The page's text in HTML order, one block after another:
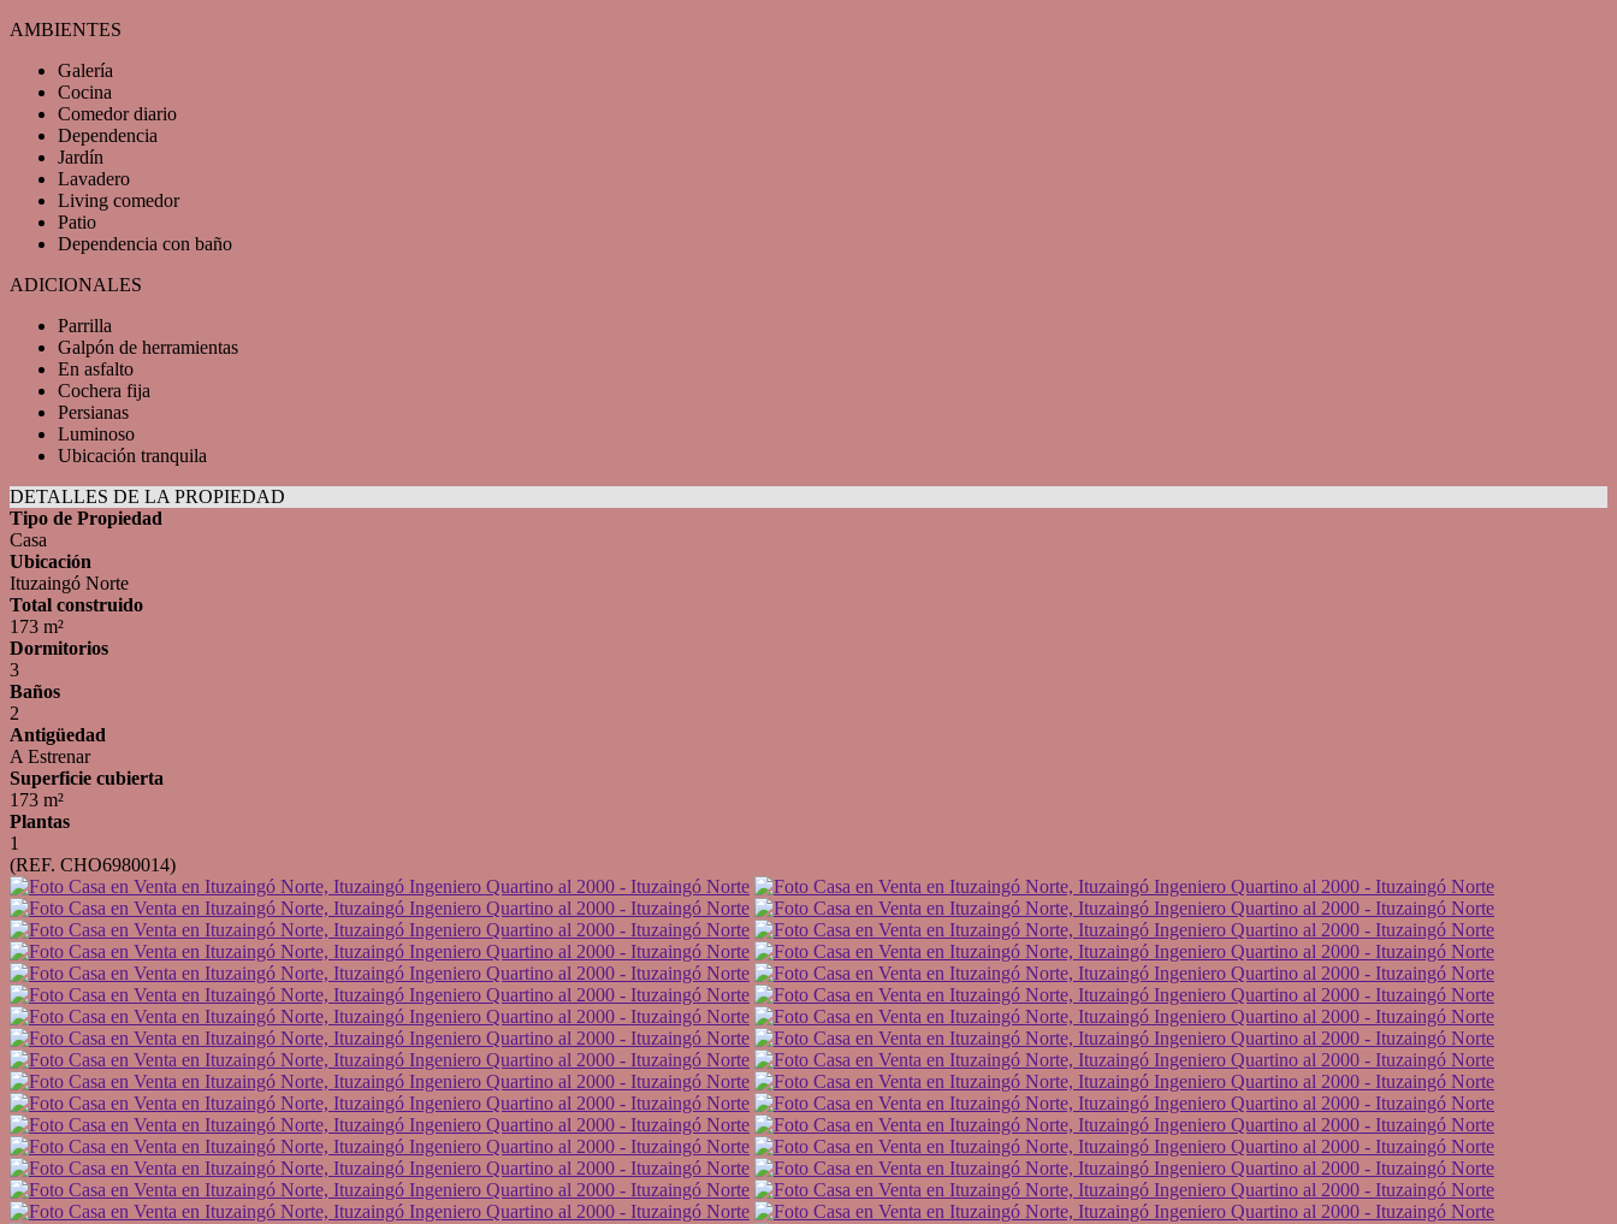
AMBIENTES
Galería
Cocina
Comedor diario
Dependencia
Jardín
Lavadero
Living comedor
Patio
Dependencia con baño
ADICIONALES
Parrilla
Galpón de herramientas
En asfalto
Cochera fija
Persianas
Luminoso
Ubicación tranquila
DETALLES DE LA PROPIEDAD
Tipo de Propiedad
Casa
Ubicación
Ituzaingó Norte
Total construido
173 m²
Dormitorios
3
Baños
2
Antigüedad
A Estrenar
Superficie cubierta
173 m²
Plantas
1
(REF. CHO6980014)